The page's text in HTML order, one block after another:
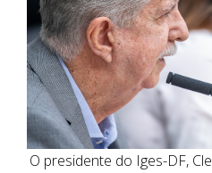
O presidente do Iges-DF,